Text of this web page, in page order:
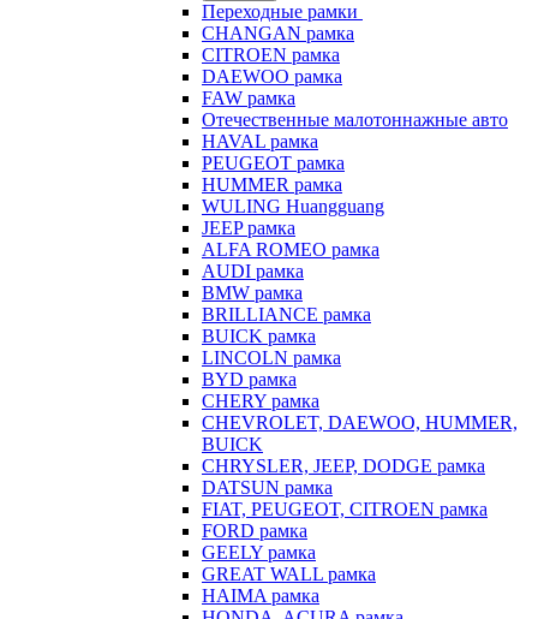
Переходные рамки
CHANGAN рамка
CITROEN рамка
DAEWOO рамка
FAW рамка
Отечественные малотоннажные авто
HAVAL рамка
PEUGEOT рамка
HUMMER рамка
WULING Huangguang
JEEP рамка
ALFA ROMEO рамка
AUDI рамка
BMW рамка
BRILLIANCE рамка
BUICK рамка
LINCOLN рамка
BYD рамка
CHERY рамка
CHEVROLET, DAEWOO, HUMMER,
BUICK
CHRYSLER, JEEP, DODGE рамка
DATSUN рамка
FIAT, PEUGEOT, CITROEN рамка
FORD рамка
GEELY рамка
GREAT WALL рамка
HAIMA рамка